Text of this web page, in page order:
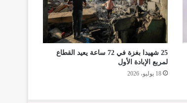
25 شهيدا بغزة في 72 ساعة يعيد القطاع
لمربع الإبادة الأول
18 يوليو، 2026